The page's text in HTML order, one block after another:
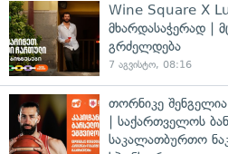
Wine Square X
მხარდასაჭერად |
გრძელდება
7 აგვისტო, 08:16
თორნიკე
| საქართველოს
საკალათბურთო